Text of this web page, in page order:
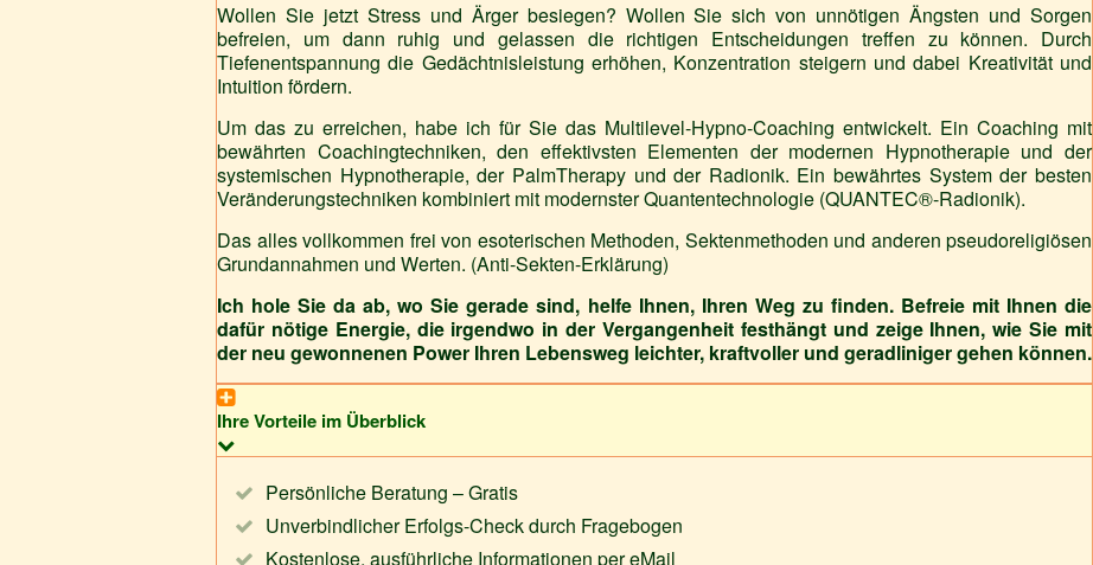
Wollen Sie jetzt Stress und Ärger besiegen? Wollen Sie sich von unnötigen Ängsten und Sorgen
befreien, um dann ruhig und gelassen die richtigen Entscheidungen treffen zu können. Durch
Tiefenentspannung die Gedächtnisleistung erhöhen, Konzentration steigern und dabei Kreativität und
Intuition fördern.
Um das zu erreichen, habe ich für Sie das Multilevel-Hypno-Coaching entwickelt. Ein Coaching mit
bewährten Coachingtechniken, den effektivsten Elementen der modernen Hypnotherapie und der
systemischen Hypnotherapie, der PalmTherapy und der Radionik. Ein bewährtes System der besten
Veränderungstechniken kombiniert mit modernster Quantentechnologie (QUANTEC®-Radionik).
Das alles vollkommen frei von esoterischen Methoden, Sektenmethoden und anderen pseudoreligiösen
Grundannahmen und Werten. (Anti-Sekten-Erklärung)
Ich hole Sie da ab, wo Sie gerade sind, helfe Ihnen, Ihren Weg zu finden. Befreie mit Ihnen die
dafür nötige Energie, die irgendwo in der Vergangenheit festhängt und zeige Ihnen, wie Sie mit
der neu gewonnenen Power Ihren Lebensweg leichter, kraftvoller und geradliniger gehen können.
Ihre Vorteile im Überblick
Persönliche Beratung – Gratis
Unverbindlicher Erfolgs-Check durch Fragebogen
Kostenlose, ausführliche Informationen per eMail